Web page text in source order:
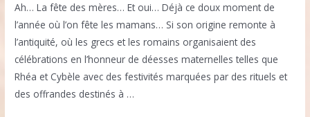
Ah… La fête des mères… Et oui… Déjà ce doux moment de
l’année où l’on fête les mamans… Si son origine remonte à
l’antiquité, où les grecs et les romains organisaient des
célébrations en l’honneur de déesses maternelles telles que
Rhéa et Cybèle avec des festivités marquées par des rituels et
des offrandes destinés à …